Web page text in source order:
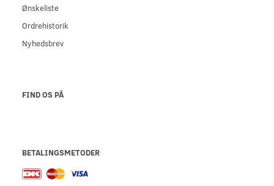
Ønskeliste
Ordrehistorik
Nyhedsbrev
FIND OS PÅ
BETALINGSMETODER